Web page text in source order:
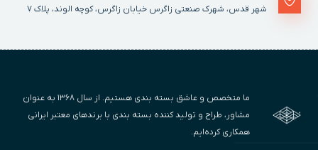
شهر قدس، شهرک صنعتی زاگرس خیابان زاگرس، کوچه الوند، پلاک ٧
ما متخصص و عاشق بسته بندی هستیم. از سال ۱۳۶۸ به عنوان
مشاور، طراح و تولید کننده بسته بندی با برندهای معتبر ایرانی
همکاری کرده‌ایم.